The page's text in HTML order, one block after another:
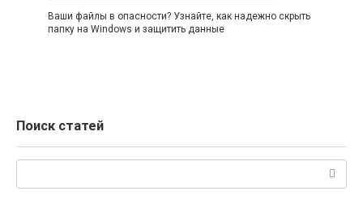
Ваши файлы в опасности? Узнайте, как надежно скрыть
папку на Windows и защитить данные
Поиск статей